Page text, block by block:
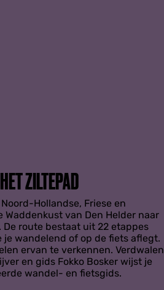
ZILTEPAD
Hollandse, Friese en
Waddenkust van Den Helder naar
De route bestaat uit 22 etappes
je wandelend of op de fiets aflegt.
ervan te verkennen. Verdwalen
en gids Fokko Bosker wijst je
wandel- en fietsgids.